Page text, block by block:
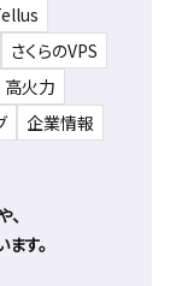
さくらのVPS
高火力
企業情報
、
す。